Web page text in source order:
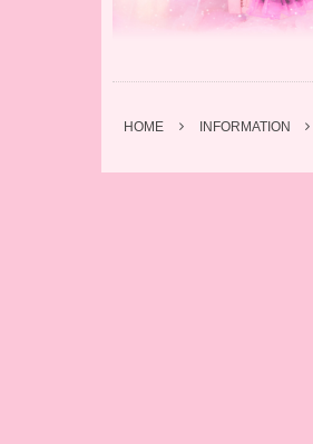
HOME INFORMATION